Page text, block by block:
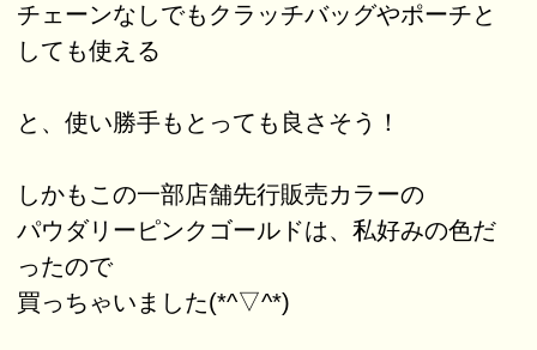
チェーンなしでもクラッチバッグやポーチと
しても使える
と、使い勝手もとっても良さそう！
しかもこの一部店舗先行販売カラーの
パウダリーピンクゴールドは、私好みの色だ
ったので
買っちゃいました(*^▽^*)